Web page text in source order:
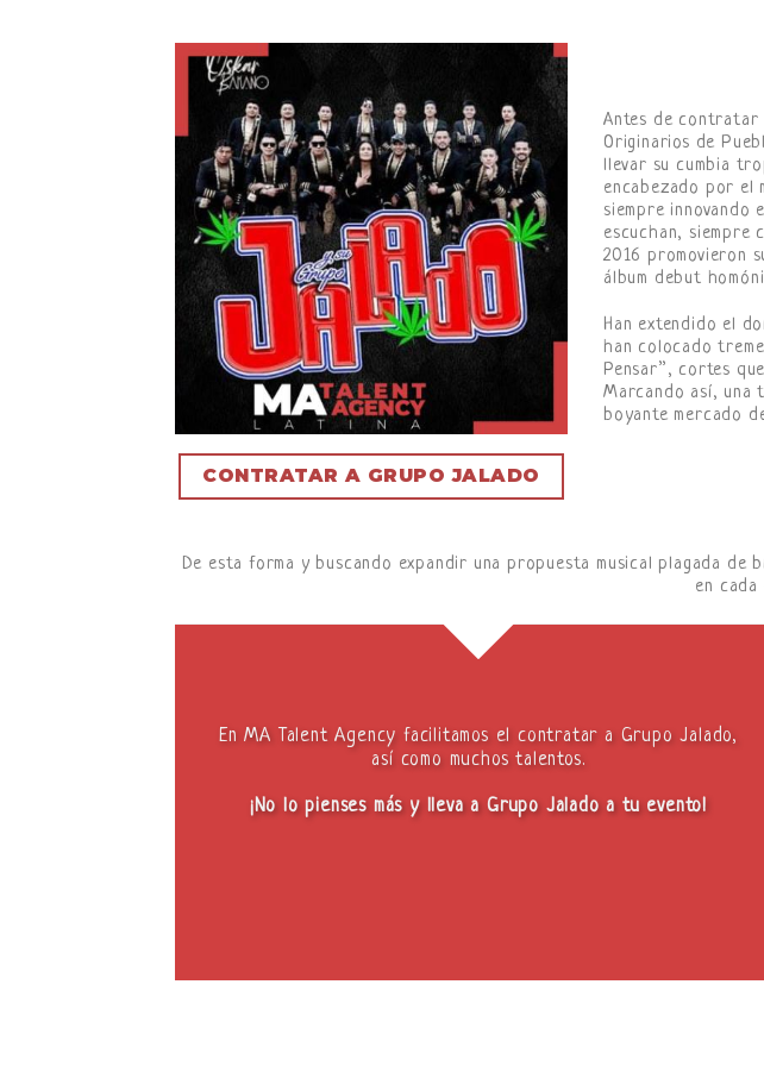
CONTRATAR A GRUPO JALADO
Antes de contratar
Originarios de
llevar su cumbia
encabezado por el
siempre innovando
escuchan, siempre
2016 promovieron
álbum debut
Han extendido el
han colocado
Pensar”, cortes
Marcando así, una
boyante mercado
De esta forma y buscando expandir una propuesta musical plagada
en cada
En MA Talent Agency facilitamos el contratar a Grupo Jalado,
así como muchos talentos.
¡No lo pienses más y lleva a Grupo Jalado a tu evento!